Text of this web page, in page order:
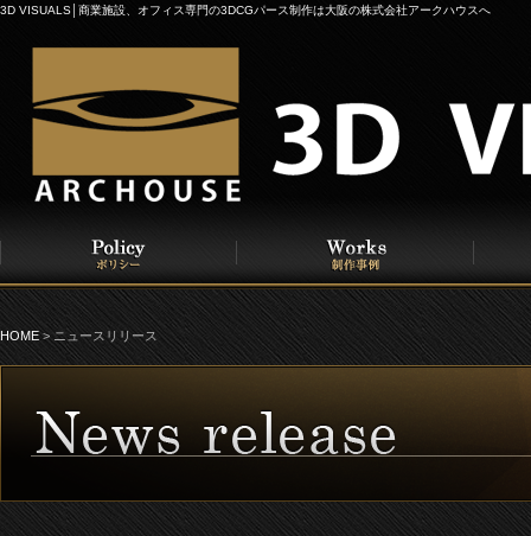
3D VISUALS│商業施設、オフィス専門の3DCGパース制作は大阪の株式会社アークハウスへ
HOME > ニュースリリース